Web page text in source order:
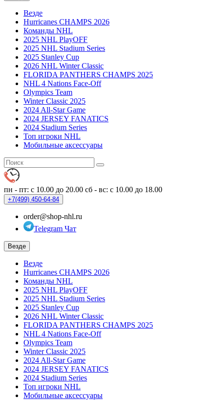
Везде
Hurricanes CHAMPS 2026
Команды NHL
2025 NHL PlayOFF
2025 NHL Stadium Series
2025 Stanley Cup
2026 NHL Winter Classic
FLORIDA PANTHERS CHAMPS 2025
NHL 4 Nations Face-Off
Olympics Team
Winter Classic 2025
2024 All-Star Game
2024 JERSEY FANATICS
2024 Stadium Series
Топ игроки NHL
Мобильные аксессуары
пн - пт: с 10.00 до 20.00 сб - вс: с 10.00 до 18.00
+7(499) 450-64-84
order@shop-nhl.ru
Telegram Чат
Везде
Везде
Hurricanes CHAMPS 2026
Команды NHL
2025 NHL PlayOFF
2025 NHL Stadium Series
2025 Stanley Cup
2026 NHL Winter Classic
FLORIDA PANTHERS CHAMPS 2025
NHL 4 Nations Face-Off
Olympics Team
Winter Classic 2025
2024 All-Star Game
2024 JERSEY FANATICS
2024 Stadium Series
Топ игроки NHL
Мобильные аксессуары